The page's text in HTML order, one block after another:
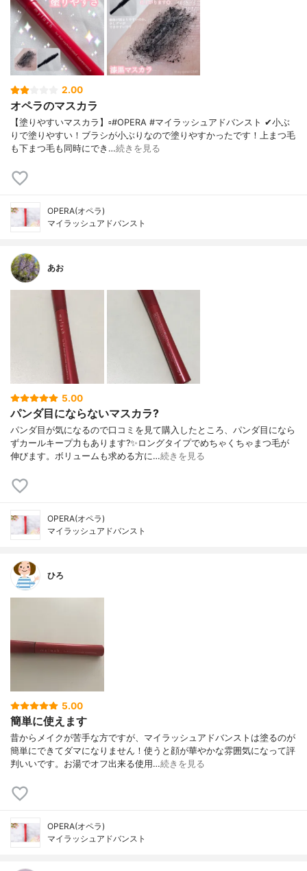
2.00
オペラのマスカラ
【塗りやすいマスカラ】▫️#OPERA #マイラッシュアドバンスト ✔小ぶ
りで塗りやすい！ブラシが小ぶりなので塗りやすかったです！上まつ毛
も下まつ毛も同時にでき…続きを見る
OPERA(オペラ)
マイラッシュアドバンスト
あお
5.00
パンダ目にならないマスカラ?
パンダ目が気になるので口コミを見て購入したところ、パンダ目になら
ずカールキープ力もあります?✨ロングタイプでめちゃくちゃまつ毛が
伸びます。ボリュームも求める方に…続きを見る
OPERA(オペラ)
マイラッシュアドバンスト
ひろ
5.00
簡単に使えます
昔からメイクが苦手な方ですが、マイラッシュアドバンストは塗るのが
簡単にできてダマになりません！使うと顔が華やかな雰囲気になって評
判いいです。お湯でオフ出来る使用…続きを見る
OPERA(オペラ)
マイラッシュアドバンスト